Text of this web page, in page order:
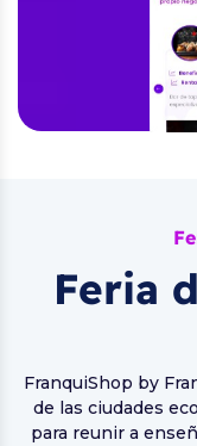
Feria
FranquiShop by
de las ciudades
para reunir a